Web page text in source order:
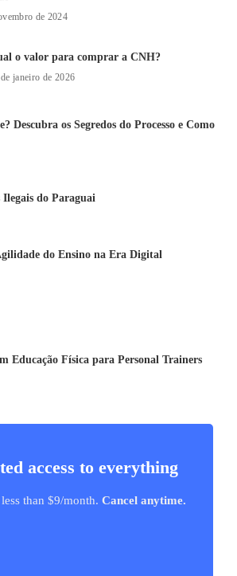
de 2024
o valor para comprar a CNH?
janeiro de 2026
Descubra os Segredos do Processo e Como
do Paraguai
do Ensino na Era Digital
Educação Física para Personal Trainers
access to everything
than $9/month. Cancel anytime.